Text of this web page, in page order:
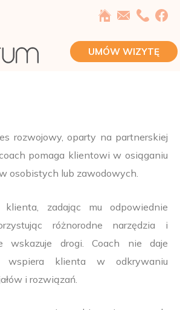
UMÓW WIZYTĘ
rozwojowy, oparty na partnerskiej
pomaga klientowi w osiąganiu
osobistych lub zawodowych.
klienta, zadając mu odpowiednie
różnorodne narzędzia i
wskazuje drogi. Coach nie daje
wspiera klienta w odkrywaniu
i rozwiązań.